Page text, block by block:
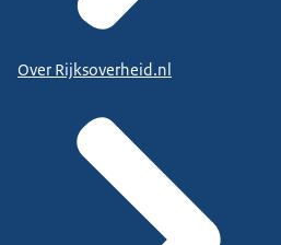
Over Rijksoverheid.nl